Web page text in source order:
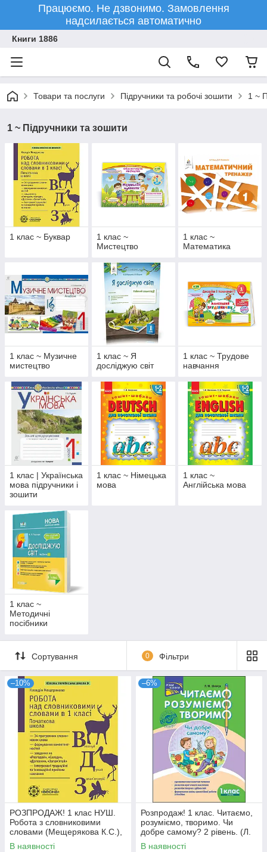
Працюємо. Не дзвонимо. Замовлення
надсилається автоматично
Книги 1886
Товари та послуги Підручники та робочі зошити 1 ~
1 ~ Підручники та зошити
1 клас ~ Буквар
1 клас ~
Мистецтво
1 клас ~
Математика
1 клас ~ Музичне
мистецтво
1 клас ~ Я
досліджую світ
1 клас ~ Трудове
навчання
1 клас | Українська
мова підручники і
зошити
1 клас ~ Німецька
мова
1 клас ~
Англійська мова
1 клас ~
Методичні
посібники
Сортування 0 Фільтри
–10%
РОЗПРОДАЖ! 1 клас НУШ.
Робота з словниковими
словами (Мещерякова К.С.),
Весна
В наявності
–6%
Розпродаж! 1 клас. Читаємо,
розуміємо, творимо. Чи
добре самому? 2 рівень. (Л.
М. Шевчук), АССА
В наявності